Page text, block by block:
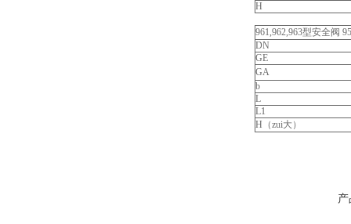
H
961,962,963型安全阀
DN
GE
GA
b
L
L1
H（zui大）